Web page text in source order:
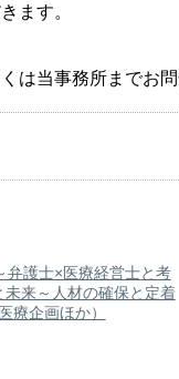
ます。
は当事務所までお問
弁護士×医療経営士と考
来～人材の確保と定着
療企画ほか）